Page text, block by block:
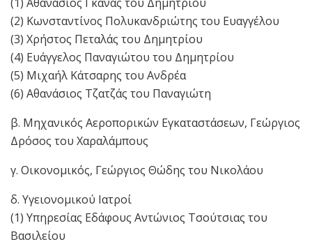
(2) Κωνσταντίνος Πολυκανδριώτης του Ευαγγέλου
(3) Χρήστος Πεταλάς του Δημητρίου
(4) Ευάγγελος Παναγιώτου του Δημητρίου
(5) Μιχαήλ Κάτσαρης του Ανδρέα
(6) Αθανάσιος Τζατζάς του Παναγιώτη
β. Μηχανικός Αεροπορικών Εγκαταστάσεων, Γεώργιος
Δρόσος του Χαραλάμπους
γ. Οικονομικός, Γεώργιος Θώδης του Νικολάου
δ. Υγειονομικού Ιατροί
(1) Υπηρεσίας Εδάφους Αντώνιος Τσούτσιας του
Βασιλείου